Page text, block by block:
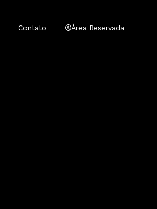
Contato Área Reservada